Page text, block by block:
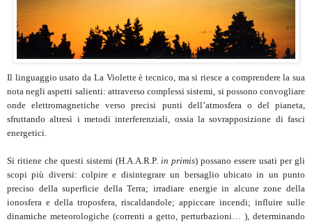
Il linguaggio usato da La Violette è tecnico, ma si riesce a comprendere la sua
nota negli aspetti salienti: attraverso complessi sistemi, si possono convogliare
onde elettromagnetiche verso precisi punti dell’atmosfera o del pianeta,
sfruttando altresì i metodi interferenziali, ossia la sovrapposizione di fasci
energetici.
Si ritiene che questi sistemi (H.A.A.R.P. in primis) possano essere usati per gli
scopi più diversi: colpire e disintegrare un bersaglio ubicato in un punto
preciso della superficie della Terra; irradiare energie in alcune zone della
ionosfera e della troposfera, riscaldandole; appiccare incendi; influire sulle
dinamiche meteorologiche (correnti a getto, perturbazioni… ), determinando